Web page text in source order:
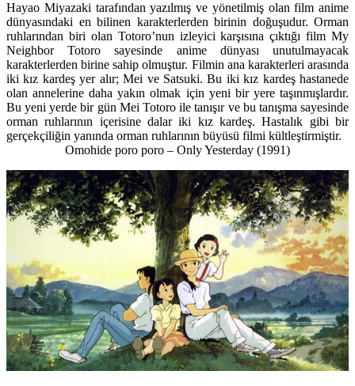
Hayao Miyazaki tarafından yazılmış ve yönetilmiş olan film anime
dünyasındaki en bilinen karakterlerden birinin doğuşudur. Orman
ruhlarından biri olan Totoro’nun izleyici karşısına çıktığı film My
Neighbor Totoro sayesinde anime dünyası unutulmayacak
karakterlerden birine sahip olmuştur. Filmin ana karakterleri arasında
iki kız kardeş yer alır; Mei ve Satsuki. Bu iki kız kardeş hastanede
olan annelerine daha yakın olmak için yeni bir yere taşınmışlardır.
Bu yeni yerde bir gün Mei Totoro ile tanışır ve bu tanışma sayesinde
orman ruhlarının içerisine dalar iki kız kardeş. Hastalık gibi bir
gerçekçiliğin yanında orman ruhlarının büyüsü filmi kültleştirmiştir.
Omohide poro poro – Only Yesterday (1991)